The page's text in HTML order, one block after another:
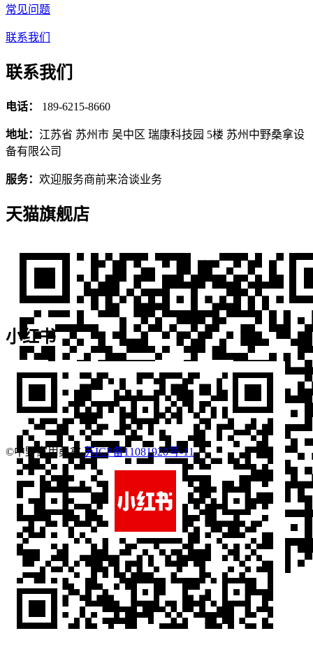
常见问题
联系我们
联系我们
电话： 189-6215-8660
地址： 江苏省 苏州市 吴中区 瑞康科技园 5楼 苏州中野桑拿设
备有限公司
服务： 欢迎服务商前来洽谈业务
天猫旗舰店
小红书
©中野家用桑拿苏ICP备11081920号-11